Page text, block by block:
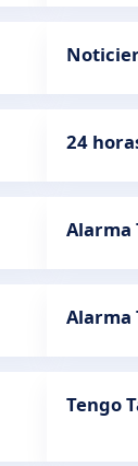
24
Alarma
Alarma
Tengo